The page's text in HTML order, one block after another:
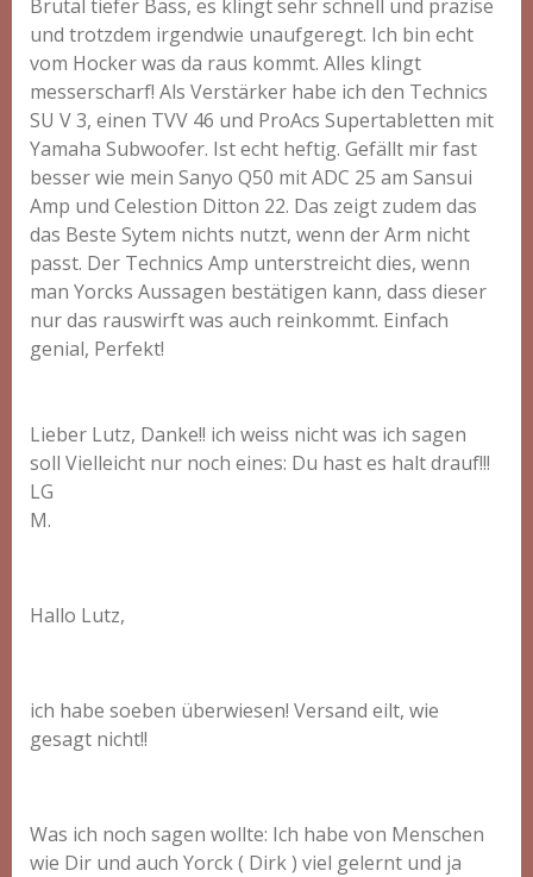
Brutal tiefer Bass, es klingt sehr schnell und präzise
und trotzdem irgendwie unaufgeregt. Ich bin echt
vom Hocker was da raus kommt. Alles klingt
messerscharf! Als Verstärker habe ich den Technics
SU V 3, einen TVV 46 und ProAcs Supertabletten mit
Yamaha Subwoofer. Ist echt heftig. Gefällt mir fast
besser wie mein Sanyo Q50 mit ADC 25 am Sansui
Amp und Celestion Ditton 22. Das zeigt zudem das
das Beste Sytem nichts nutzt, wenn der Arm nicht
passt. Der Technics Amp unterstreicht dies, wenn
man Yorcks Aussagen bestätigen kann, dass dieser
nur das rauswirft was auch reinkommt. Einfach
genial, Perfekt!
Lieber Lutz, Danke!! ich weiss nicht was ich sagen
soll Vielleicht nur noch eines: Du hast es halt drauf!!!
LG
M.
Hallo Lutz,
ich habe soeben überwiesen! Versand eilt, wie
gesagt nicht!!
Was ich noch sagen wollte: Ich habe von Menschen
wie Dir und auch Yorck ( Dirk ) viel gelernt und ja